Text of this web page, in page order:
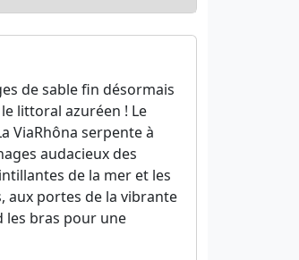
de sable fin désormais
littoral azuréen ! Le
ViaRhôna serpente à
audacieux des
de la mer et les
aux portes de la vibrante
les bras pour une